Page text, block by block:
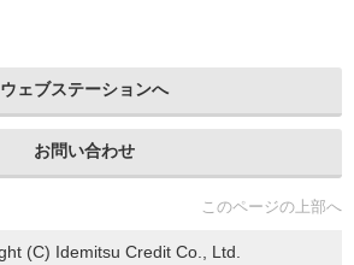
ウェブステーションへ
お問い合わせ
このページの上部へ